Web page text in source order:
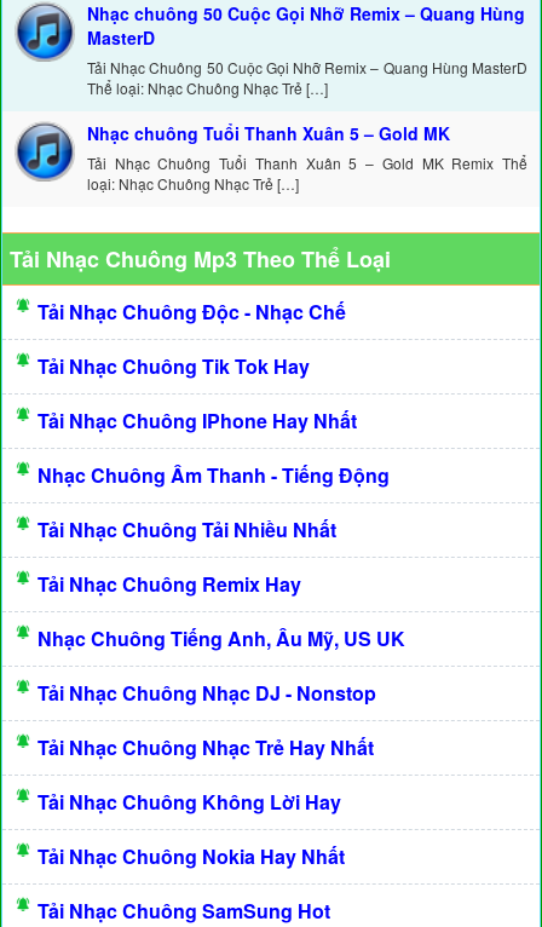
Nhạc chuông 50 Cuộc Gọi Nhỡ Remix – Quang Hùng
MasterD
Tải Nhạc Chuông 50 Cuộc Gọi Nhỡ Remix – Quang Hùng MasterD
Thể loại: Nhạc Chuông Nhạc Trẻ […]
Nhạc chuông Tuổi Thanh Xuân 5 – Gold MK
Tải Nhạc Chuông Tuổi Thanh Xuân 5 – Gold MK Remix Thể
loại: Nhạc Chuông Nhạc Trẻ […]
Tải Nhạc Chuông Mp3 Theo Thể Loại
Tải Nhạc Chuông Độc - Nhạc Chế
Tải Nhạc Chuông Tik Tok Hay
Tải Nhạc Chuông IPhone Hay Nhất
Nhạc Chuông Âm Thanh - Tiếng Động
Tải Nhạc Chuông Tải Nhiều Nhất
Tải Nhạc Chuông Remix Hay
Nhạc Chuông Tiếng Anh, Âu Mỹ, US UK
Tải Nhạc Chuông Nhạc DJ - Nonstop
Tải Nhạc Chuông Nhạc Trẻ Hay Nhất
Tải Nhạc Chuông Không Lời Hay
Tải Nhạc Chuông Nokia Hay Nhất
Tải Nhạc Chuông SamSung Hot